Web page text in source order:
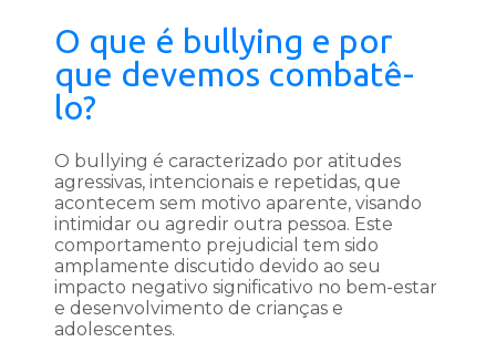
O que é bullying e por
que devemos combatê-
lo?
O bullying é caracterizado por atitudes
agressivas, intencionais e repetidas, que
acontecem sem motivo aparente, visando
intimidar ou agredir outra pessoa. Este
comportamento prejudicial tem sido
amplamente discutido devido ao seu
impacto negativo significativo no bem-estar
e desenvolvimento de crianças e
adolescentes.